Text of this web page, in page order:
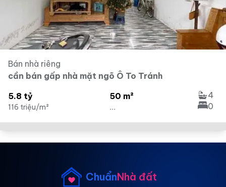
Bán nhà riêng
cần bán gấp nhà mặt ngõ Ô To Tránh
5.8 tỷ
116 triệu/m²
50 m²
...
4
0
ChuẩnNhà đất